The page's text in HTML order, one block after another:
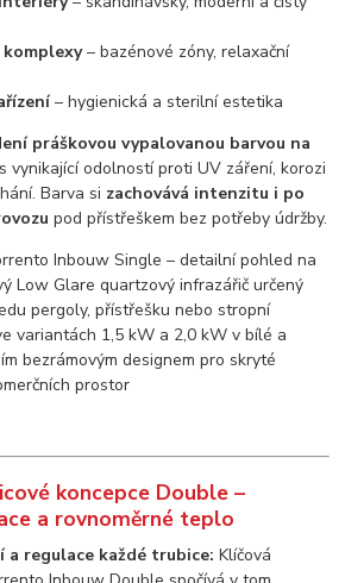
– bazénové zóny, relaxační
– hygienická a sterilní estetika
práškovou vypalovanou barvou na
s vynikající odolností proti UV záření, korozi
Barva si zachovává intenzitu i po
pod přístřeškem bez potřeby údržby.
koncepce Double –
a rovnoměrné teplo
regulace každé trubice: Klíčová